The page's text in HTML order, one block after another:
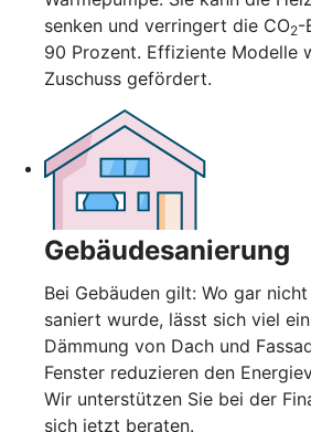
senken und verringert die CO2-
90 Prozent. Effiziente Modelle
Zuschuss gefördert.
Gebäudesanierung
Bei Gebäuden gilt: Wo gar
saniert wurde, lässt sich viel
Dämmung von Dach und
Fenster reduzieren den
Wir unterstützen Sie bei der
sich jetzt beraten.